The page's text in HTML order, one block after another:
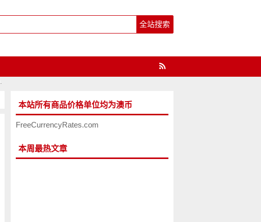
本站所有商品价格单位均为澳币
FreeCurrencyRates.com
本周最热文章